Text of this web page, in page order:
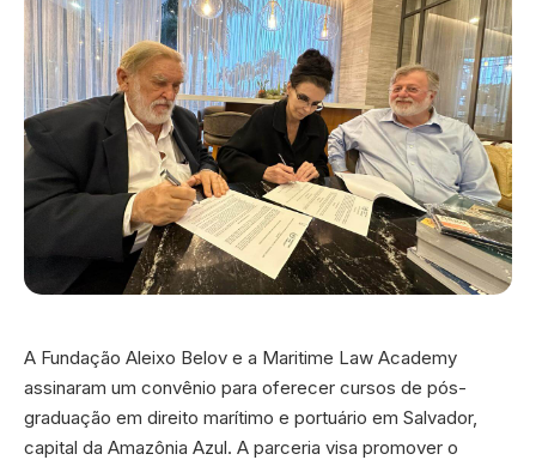
A Fundação Aleixo Belov e a Maritime Law Academy
assinaram um convênio para oferecer cursos de pós-
graduação em direito marítimo e portuário em Salvador,
capital da Amazônia Azul. A parceria visa promover o